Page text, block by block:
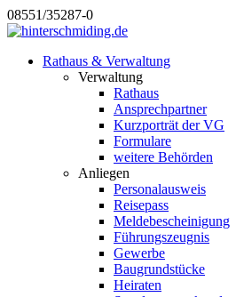
08551/35287-0
Rathaus & Verwaltung
Verwaltung
Rathaus
Ansprechpartner
Kurzporträt der VG
Formulare
weitere Behörden
Anliegen
Personalausweis
Reisepass
Meldebescheinigung
Führungszeugnis
Gewerbe
Baugrundstücke
Heiraten